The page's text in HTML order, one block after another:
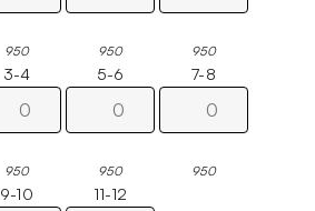
950 950 950
3-4
950
5-6
950
7-8
950
9-10 11-12